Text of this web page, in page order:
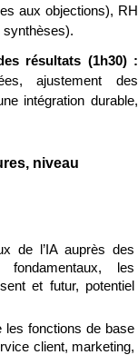
aux objections), RH
synthèses).
ajustement des
intégration durable,
niveau
de l’IA auprès des
les
et futur, potentiel
les fonctions de base
client, marketing,